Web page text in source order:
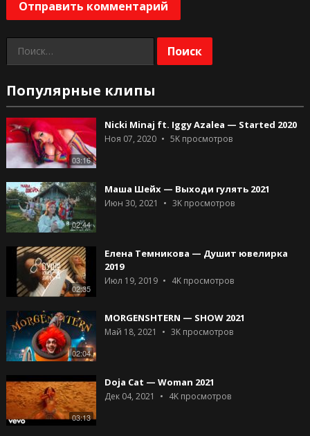
Найти:
Популярные клипы
03:16
Nicki Minaj ft. Iggy Azalea — Started 2020
Ноя 07, 2020 5Kпросмотров
02:44
Маша Шейх — Выходи гулять 2021
Июн 30, 2021 3Kпросмотров
02:35
Елена Темникова — Душит ювелирка
2019
Июл 19, 2019 4Kпросмотров
02:04
MORGENSHTERN — SHOW 2021
Май 18, 2021 3Kпросмотров
03:13
Doja Cat — Woman 2021
Дек 04, 2021 4Kпросмотров